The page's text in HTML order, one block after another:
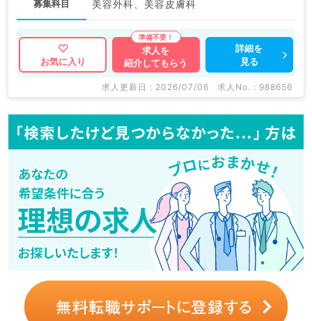
募集科目 美容外科、美容皮膚科
お気に入り
求人を
紹介してもらう
詳細を
見る
求人更新日 : 2026/07/06 求人No. : 988656